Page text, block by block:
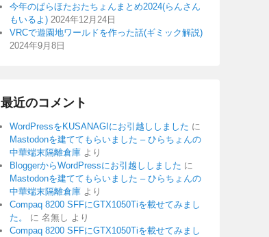
今年のぱらほたおたちょんまとめ2024(らんさん
もいるよ) 2024年12月24日
VRCで遊園地ワールドを作った話(ギミック解説)
2024年9月8日
最近のコメント
WordPressをKUSANAGIにお引越ししました に
Mastodonを建ててもらいました – ひらちょんの
中華端末隔離倉庫 より
BloggerからWordPressにお引越ししました に
Mastodonを建ててもらいました – ひらちょんの
中華端末隔離倉庫 より
Compaq 8200 SFFにGTX1050Tiを載せてみまし
た。
に 名無し より
Compaq 8200 SFFにGTX1050Tiを載せてみまし